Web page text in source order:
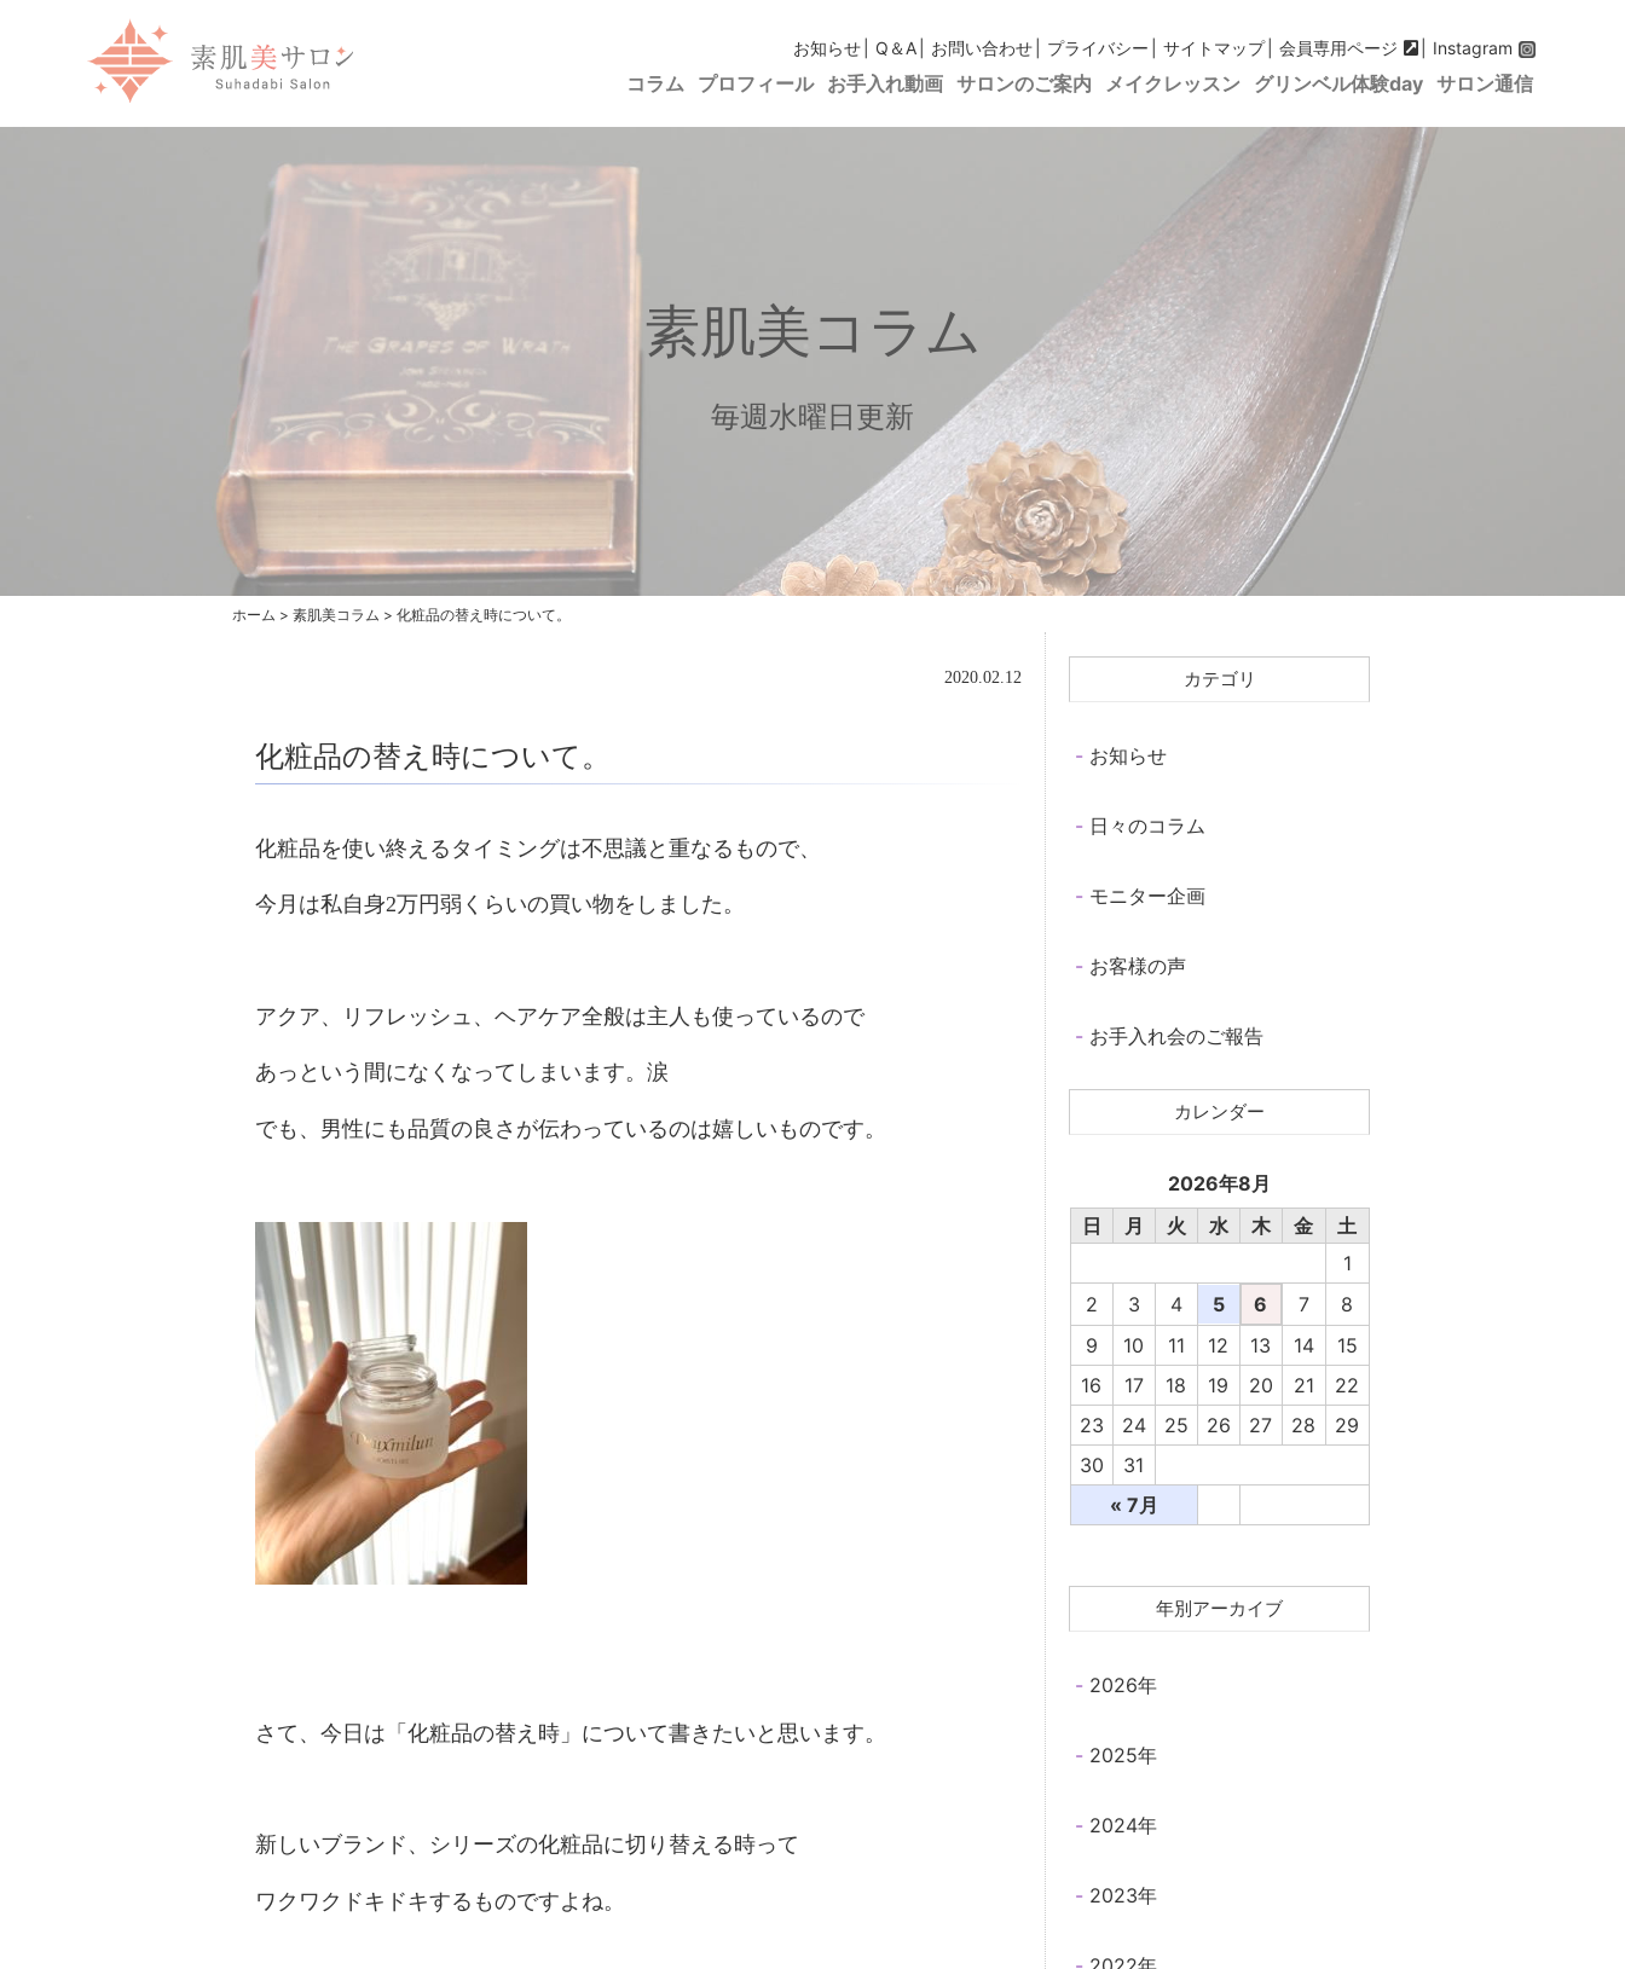
お知らせ Q＆A お問い合わせ プライバシー サイトマップ 会員専用ページ Instagram
コラム プロフィール お手入れ動画 サロンのご案内 メイクレッスン グリンベル体験day サロン通信
素肌美コラム
毎週水曜日更新
ホーム > 素肌美コラム > 化粧品の替え時について。
2020.02.12
化粧品の替え時について。
化粧品を使い終えるタイミングは不思議と重なるもので、
今月は私自身2万円弱くらいの買い物をしました。
アクア、リフレッシュ、ヘアケア全般は主人も使っているので
あっという間になくなってしまいます。涙
でも、男性にも品質の良さが伝わっているのは嬉しいものです。
さて、今日は「化粧品の替え時」について書きたいと思います。
新しいブランド、シリーズの化粧品に切り替える時って
ワクワクドキドキするものですよね。
カテゴリ
お知らせ
日々のコラム
モニター企画
お客様の声
お手入れ会のご報告
カレンダー
2026年8月
日
月 火 水 木 金 土
« 7月
1
2
3 4 5 6 7
8
9
10 11 12 13 14
15
16
17 18 19 20 21
22
23
24 25 26 27 28
29
30
31
年別アーカイブ
2026年
2025年
2024年
2023年